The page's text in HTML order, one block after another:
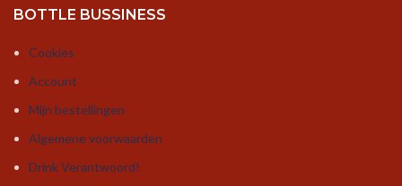
BOTTLE BUSSINESS
Cookies
Account
Mijn bestellingen
Algemene voorwaarden
Drink Verantwoord!